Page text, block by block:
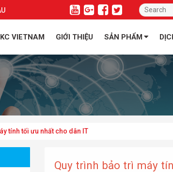
VIETNAM GIỚI THIỆU SẢN PHẨM
tính tối ưu nhất cho dân IT
Quy trình bảo trì máy